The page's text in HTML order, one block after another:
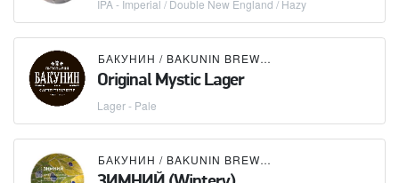
IPA - Imperial / Double New England / Hazy
БАКУНИН / BAKUNIN BREWING CO.
Original Mystic Lager
Lager - Pale
БАКУНИН / BAKUNIN BREWING CO.